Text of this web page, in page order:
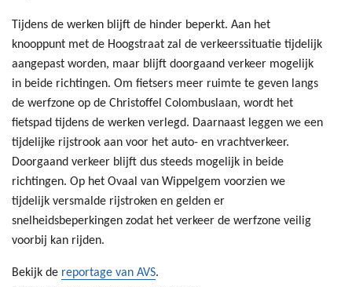
Tijdens de werken blijft de hinder beperkt. Aan het
knooppunt met de Hoogstraat zal de verkeerssituatie tijdelijk
aangepast worden, maar blijft doorgaand verkeer mogelijk
in beide richtingen. Om fietsers meer ruimte te geven langs
de werfzone op de Christoffel Colombuslaan, wordt het
fietspad tijdens de werken verlegd. Daarnaast leggen we een
tijdelijke rijstrook aan voor het auto- en vrachtverkeer.
Doorgaand verkeer blijft dus steeds mogelijk in beide
richtingen. Op het Ovaal van Wippelgem voorzien we
tijdelijk versmalde rijstroken en gelden er
snelheidsbeperkingen zodat het verkeer de werfzone veilig
voorbij kan rijden.
Bekijk de reportage van AVS.